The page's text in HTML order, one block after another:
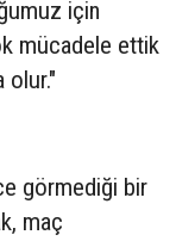
için
mücadele ettik
olur."
görmediği bir
maç